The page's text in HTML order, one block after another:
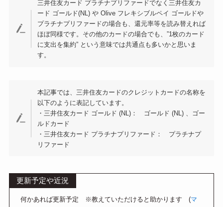
三井住友カード プラチナプリファードでなく三井住友カ
ード ゴールド(NL) や Olive フレキシブルペイ ゴールドや
プラチナプリファードの場合も、還元率等を読み替えれば
ほぼ同様です。その他のカードの場合でも、”1枚のカード
に支出を集約” という意味では共通点も多いかと思いま
す。
本記事では、三井住友カードのクレジットカードの名称を
以下のように表記しています。
・三井住友カード ゴールド (NL)： ゴールド (NL) 、ゴー
ルドカード
・三井住友カード プラチナプリファード： プラチナプ
リファード
更新予定や近況
何かあれば更新予定 ※教えていただけると助かります (マ